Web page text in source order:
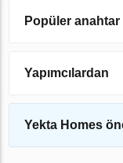
Popüler
Yapımcılardan
Yekta Homes